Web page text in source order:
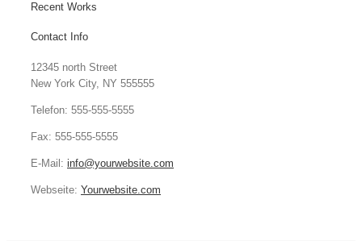
Recent Works
Contact Info
12345 north Street
New York City, NY 555555
Telefon: 555-555-5555
Fax: 555-555-5555
E-Mail: info@yourwebsite.com
Webseite: Yourwebsite.com